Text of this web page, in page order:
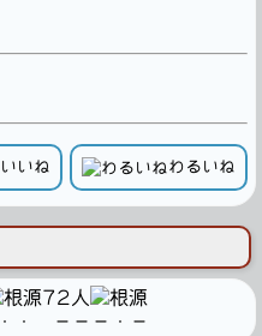
いいね わるいね
72人
・ －－－・－